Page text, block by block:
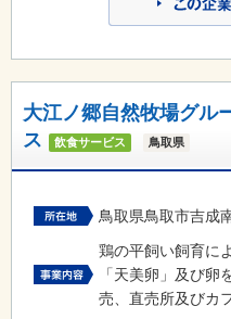
大江ノ郷自然牧場グ
ス
飲食サービス 鳥取県
鳥取県鳥取市吉成
鶏の平飼い飼育に
「天美卵」及び卵
売、直売所及びカ